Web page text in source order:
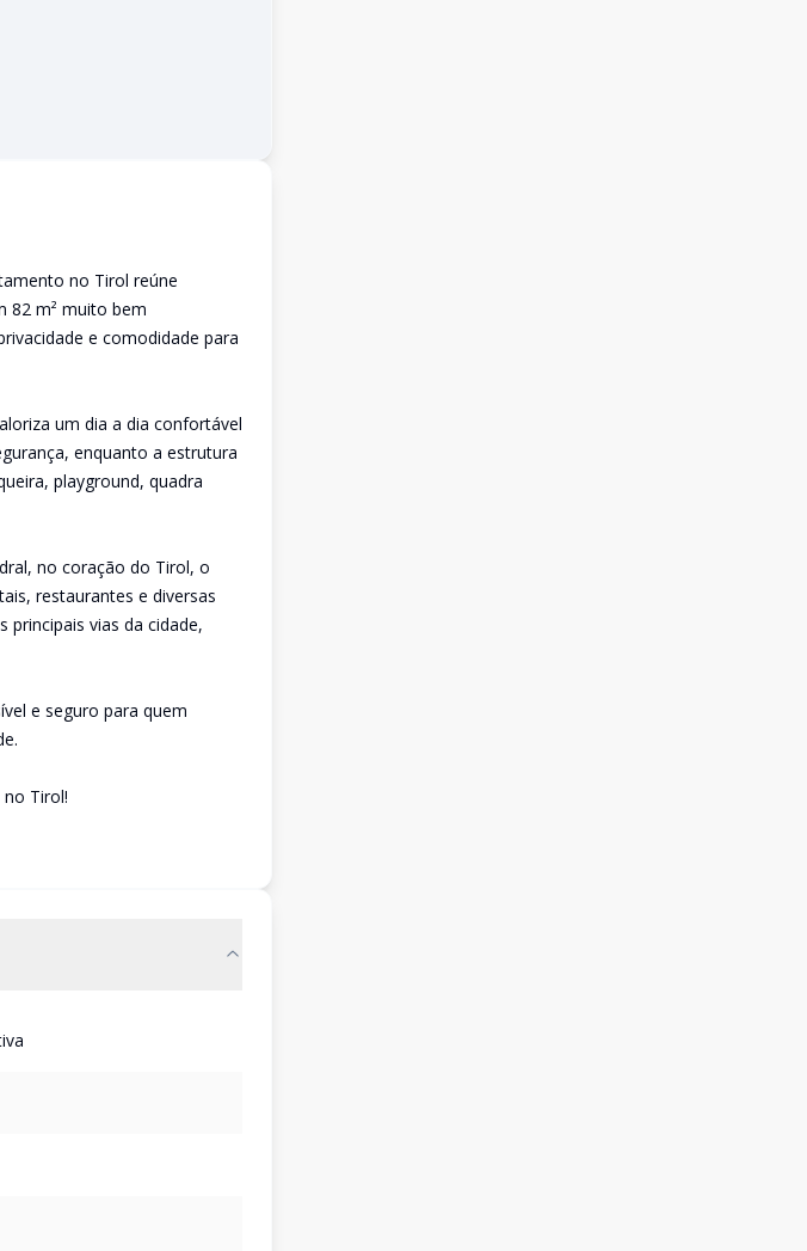
no Tirol reúne
82 m² muito bem
e comodidade para
um dia a dia confortável
enquanto a estrutura
playground, quadra
no coração do Tirol, o
restaurantes e diversas
principais vias da cidade,
e seguro para quem
Tirol!